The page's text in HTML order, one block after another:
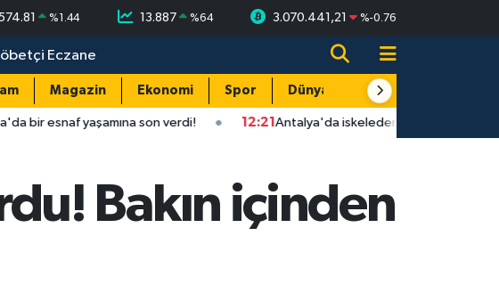
%1.44 13.887 %64 3.070.441,21 %-0.76
Eczane
Magazin Ekonomi Spor Dünya Resmi Reklamlar
son verdi! 12:21Antalya'da iskeleden düşen işçi hayatını kaybetti!
Bakın içinden